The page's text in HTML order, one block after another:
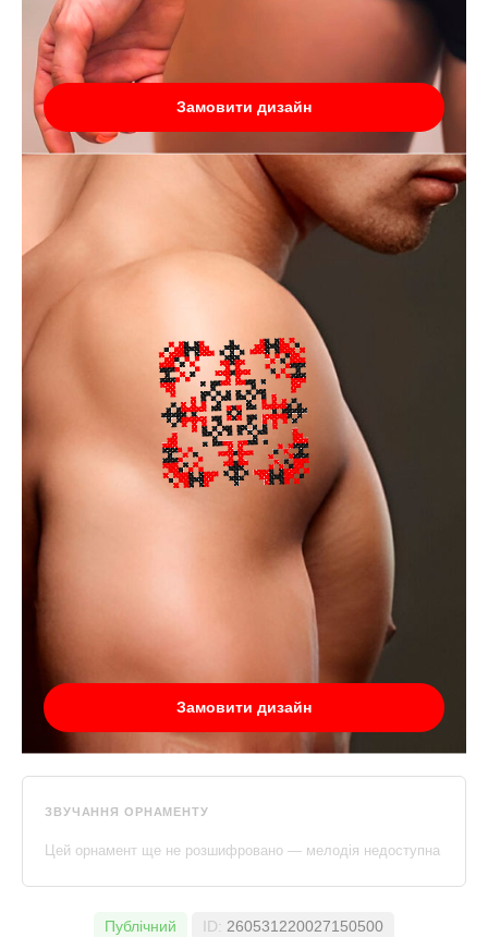
Замовити дизайн
Замовити дизайн
ЗВУЧАННЯ ОРНАМЕНТУ
Цей орнамент ще не розшифровано — мелодія недоступна
Публічний ID: 260531220027150500